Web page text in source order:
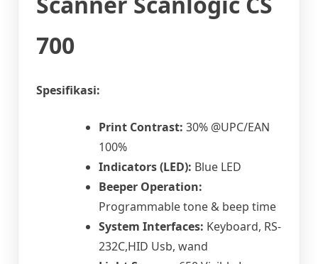
700
Spesifikasi:
Print Contrast: 30% @UPC/EAN
100%
Indicators (LED): Blue LED
Beeper Operation:
Programmable tone & beep time
System Interfaces: Keyboard, RS-
232C,HID Usb, wand